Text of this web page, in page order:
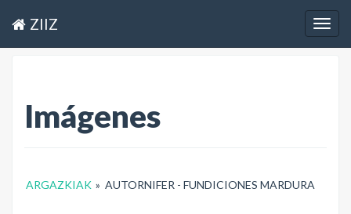
ZIIZ
Imágenes
ARGAZKIAK » AUTORNIFER - FUNDICIONES MARDURA